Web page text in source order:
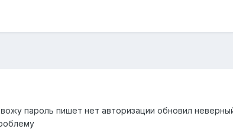
пароль пишет нет авторизации обновил